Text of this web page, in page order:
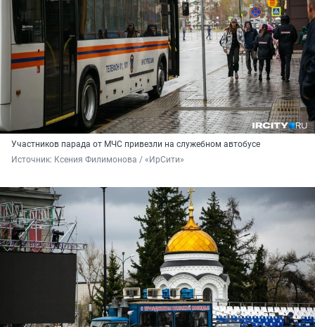
Участников парада от МЧС привезли на служебном автобусе
Источник: Ксения Филимонова / «ИрСити»